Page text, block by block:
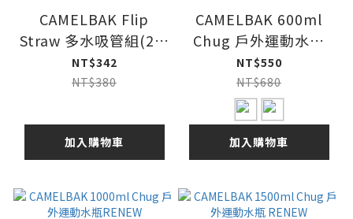
CAMELBAK Flip
Straw 多水吸管組(2吸
嘴及2吸管)
NT$342
NT$380
加入購物車
CAMELBAK 600ml
Chug 戶外運動水瓶
RENEW
NT$550
NT$680
加入購物車